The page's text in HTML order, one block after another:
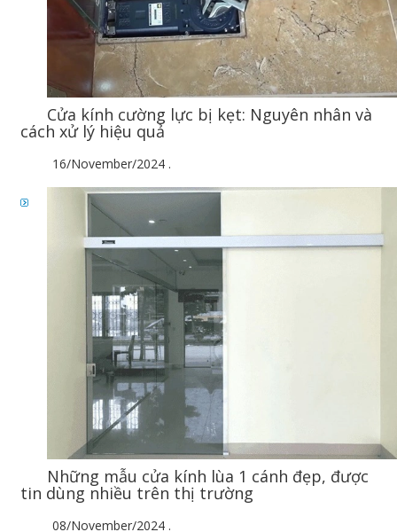
Cửa kính cường lực bị kẹt: Nguyên nhân và
cách xử lý hiệu quả
16/November/2024 .
Những mẫu cửa kính lùa 1 cánh đẹp, được
tin dùng nhiều trên thị trường
08/November/2024 .